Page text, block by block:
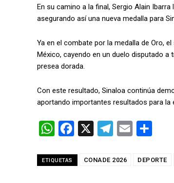
En su camino a la final, Sergio Alain
asegurando así una nueva medalla para
Ya en el combate por la medalla de Oro,
México, cayendo en un duelo disputado
presea dorada.
Con este resultado, Sinaloa continúa
aportando importantes resultados para la
W
at
F
ce
X
T
e
E
ail m
ETIQUETAS CONADE 2026 DEPORTE